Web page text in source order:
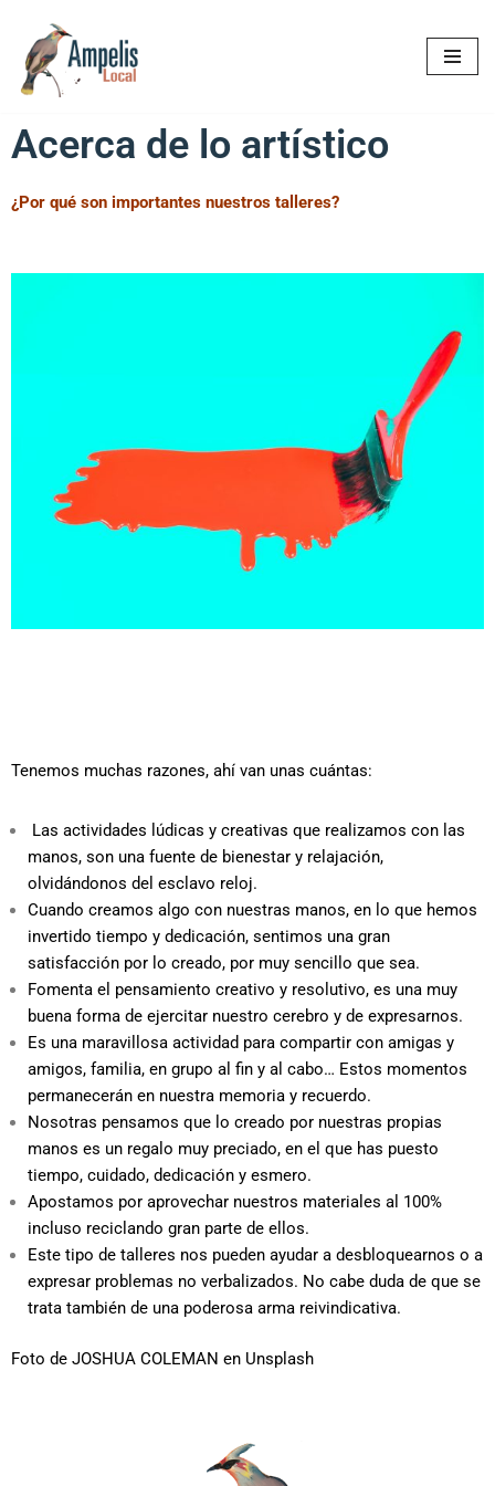
Saltar
al
Acerca de lo artístico
¿Por qué son importantes nuestros talleres?
Tenemos muchas razones, ahí van unas cuántas:
Las actividades lúdicas y creativas que realizamos con las
manos, son una fuente de bienestar y relajación,
olvidándonos del esclavo reloj.
Cuando creamos algo con nuestras manos, en lo que hemos
invertido tiempo y dedicación, sentimos una gran
satisfacción por lo creado, por muy sencillo que sea.
Fomenta el pensamiento creativo y resolutivo, es una muy
buena forma de ejercitar nuestro cerebro y de expresarnos.
Es una maravillosa actividad para compartir con amigas y
amigos, familia, en grupo al fin y al cabo… Estos momentos
permanecerán en nuestra memoria y recuerdo.
Nosotras pensamos que lo creado por nuestras propias
manos es un regalo muy preciado, en el que has puesto
tiempo, cuidado, dedicación y esmero.
Apostamos por aprovechar nuestros materiales al 100%
incluso reciclando gran parte de ellos.
Este tipo de talleres nos pueden ayudar a desbloquearnos o a
expresar problemas no verbalizados. No cabe duda de que se
trata también de una poderosa arma reivindicativa.
Foto de JOSHUA COLEMAN en Unsplash